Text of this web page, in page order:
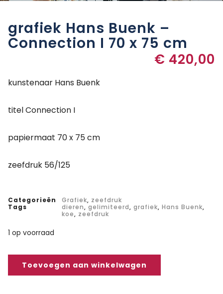
grafiek Hans Buenk –
Connection I 70 x 75 cm
€ 420,00
kunstenaar Hans Buenk
titel Connection I
papiermaat 70 x 75 cm
zeefdruk 56/125
Categorieën Grafiek, zeefdruk
Tags
dieren, gelimiteerd, grafiek, Hans Buenk,
koe, zeefdruk
1 op voorraad
Toevoegen aan winkelwagen